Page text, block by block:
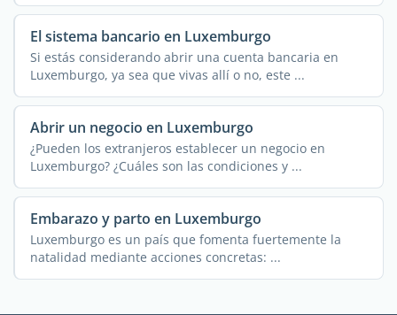
El sistema bancario en Luxemburgo
Si estás considerando abrir una cuenta bancaria en
Luxemburgo, ya sea que vivas allí o no, este ...
Abrir un negocio en Luxemburgo
¿Pueden los extranjeros establecer un negocio en
Luxemburgo? ¿Cuáles son las condiciones y ...
Embarazo y parto en Luxemburgo
Luxemburgo es un país que fomenta fuertemente la
natalidad mediante acciones concretas: ...